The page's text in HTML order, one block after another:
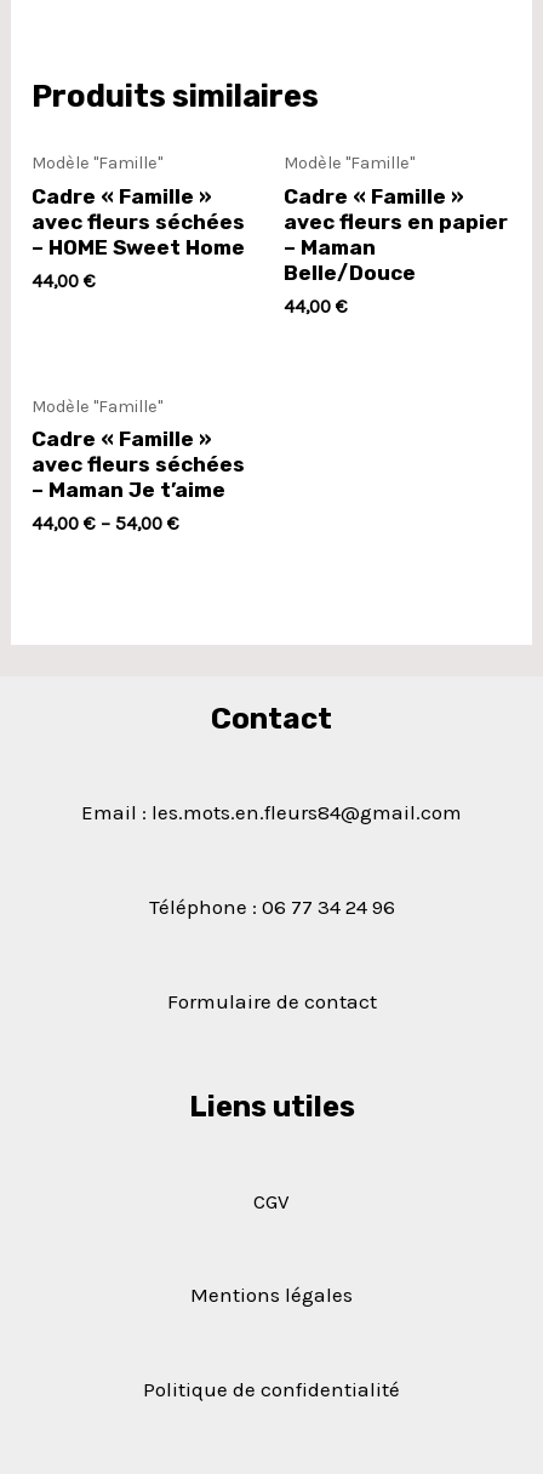
Produits similaires
Modèle "Famille"
Cadre « Famille »
avec fleurs séchées
– HOME Sweet Home
44,00€
Modèle "Famille"
Cadre « Famille »
avec fleurs en papier
– Maman
Belle/Douce
44,00 €
Modèle "Famille"
Cadre « Famille »
avec fleurs séchées
– Maman Je t’aime
44,00€ –54,00€
Contact
Email : les.mots.en.fleurs84@gmail.com
Téléphone : 06 77 34 24 96
Formulaire de contact
Liens utiles
CGV
Mentions légales
Politique de confidentialité